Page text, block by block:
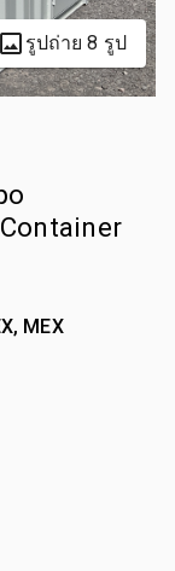
รูปถ่าย 8 รูป
MEX